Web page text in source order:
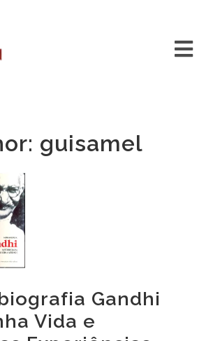
guisamel
Gandhi
Vida e